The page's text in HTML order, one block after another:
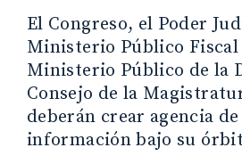
El Congreso, el Poder
Ministerio Público Fiscal
Ministerio Público de la
Consejo de la
deberán crear agencia de
información bajo su